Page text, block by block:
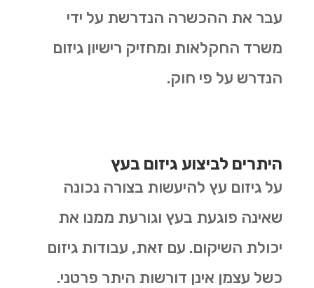
עבר את ההכשרה הנדרשת על ידי
משרד החקלאות ומחזיק רישיון גיזום
הנדרש על פי חוק.
היתרים לביצוע גיזום בעץ
על גיזום עץ להיעשות בצורה נכונה
שאינה פוגעת בעץ וגורעת ממנו את
יכולת השיקום. עם זאת, עבודות גיזום
כשל עצמן אינן דורשות היתר פרטני.